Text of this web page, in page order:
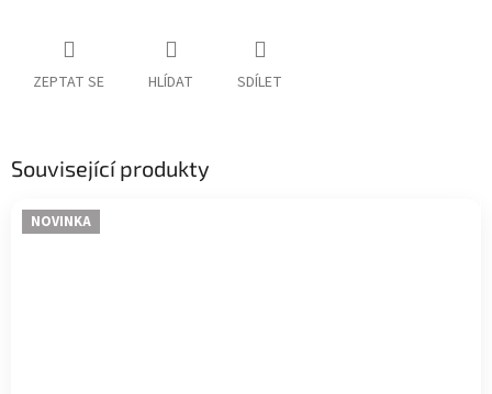
ZEPTAT SE HLÍDAT SDÍLET
Související produkty
NOVINKA